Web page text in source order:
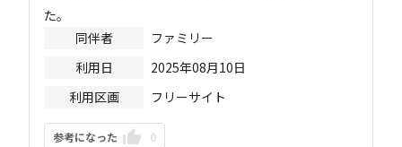
た。
同伴者
ファミリー
利用日
2025年08月10日
利用区画
フリーサイト
参考になった 0